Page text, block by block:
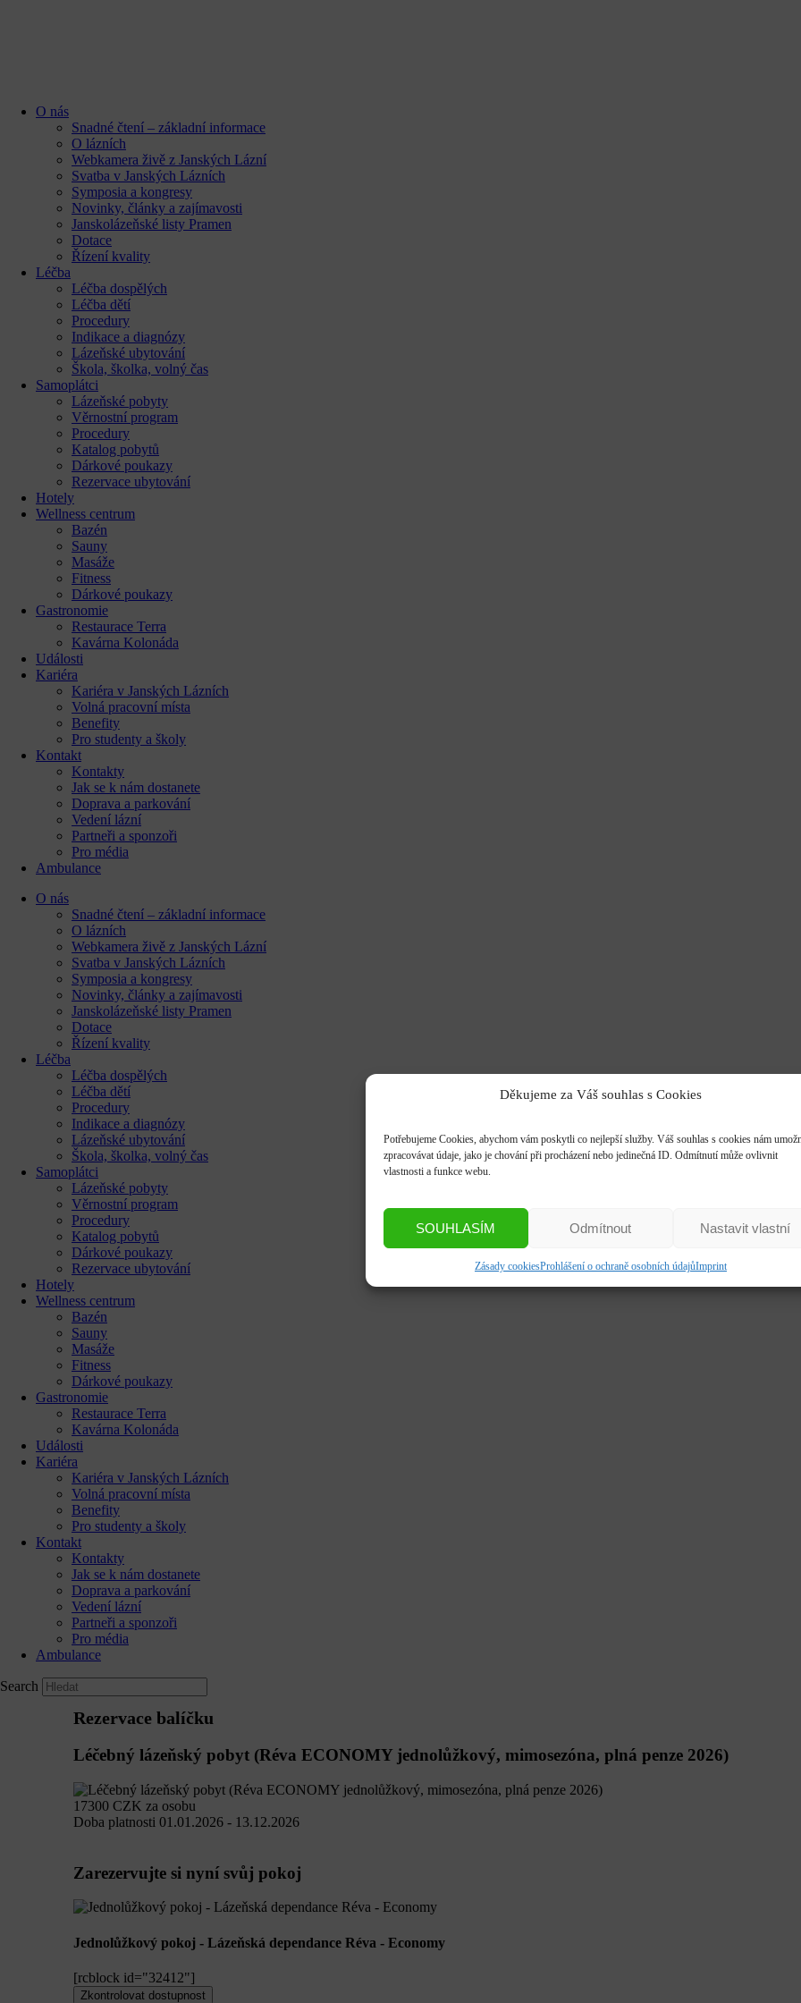
Děkujeme za Váš souhlas s Cookies
Potřebujeme Cookies, abychom vám poskytli co nejlepší služby. Váš souhlas s cookies nám
zpracovávat údaje, jako je chování při procházení nebo jedinečná ID. Odmítnutí může ovlivnit
vlastnosti a funkce webu.
SOUHLASÍM Odmítnout Nastavit vlastní
Zásady cookiesProhlášení o ochraně osobních údajůImprint
O nás
Snadné čtení – základní informace
O lázních
Webkamera živě z Janských Lázní
Svatba v Janských Lázních
Symposia a kongresy
Novinky, články a zajímavosti
Janskolázeňské listy Pramen
Dotace
Řízení kvality
Léčba
Léčba dospělých
Léčba dětí
Procedury
Indikace a diagnózy
Lázeňské ubytování
Škola, školka, volný čas
Samoplátci
Lázeňské pobyty
Věrnostní program
Procedury
Katalog pobytů
Dárkové poukazy​
Rezervace ubytování
Hotely
Wellness centrum
Bazén
Sauny
Masáže
Fitness
Dárkové poukazy​
Gastronomie
Restaurace Terra
Kavárna Kolonáda
Události
Kariéra
Kariéra v Janských Lázních
Volná pracovní místa
Benefity
Pro studenty a školy
Kontakt
Kontakty
Jak se k nám dostanete
Doprava a parkování
Vedení lázní
Partneři a sponzoři
Pro média
Ambulance
O nás
Snadné čtení – základní informace
O lázních
Webkamera živě z Janských Lázní
Svatba v Janských Lázních
Symposia a kongresy
Novinky, články a zajímavosti
Janskolázeňské listy Pramen
Dotace
Řízení kvality
Léčba
Léčba dospělých
Léčba dětí
Procedury
Indikace a diagnózy
Lázeňské ubytování
Škola, školka, volný čas
Samoplátci
Lázeňské pobyty
Věrnostní program
Procedury
Katalog pobytů
Dárkové poukazy​
Rezervace ubytování
Hotely
Wellness centrum
Bazén
Sauny
Masáže
Fitness
Dárkové poukazy​
Gastronomie
Restaurace Terra
Kavárna Kolonáda
Události
Kariéra
Kariéra v Janských Lázních
Volná pracovní místa
Benefity
Pro studenty a školy
Kontakt
Kontakty
Jak se k nám dostanete
Doprava a parkování
Vedení lázní
Partneři a sponzoři
Pro média
Ambulance
Search
Rezervace balíčku
Léčebný lázeňský pobyt (Réva ECONOMY jednolůžkový, mimosezóna, plná penze 2026)
17300 CZK za osobu
Doba platnosti 01.01.2026 - 13.12.2026
Zarezervujte si nyní svůj pokoj
Jednolůžkový pokoj - Lázeňská dependance Réva - Economy
[rcblock id="32412"]
Zkontrolovat dostupnost